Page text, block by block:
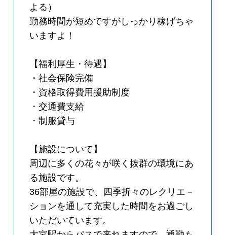
よる）
勤務時間が短めですがしっかり稼げちゃ
いますよ！
【福利厚生・待遇】
・社会保険完備
・資格取得費用援助制度
・交通費支給
・制服貸与
【施設について】
周辺に多くの花々が咲く抜群の環境にあ
る施設です。
36部屋の施設で、四季折々のレクリエ－
ションを通して充実した時間をお過ごし
いただいています。